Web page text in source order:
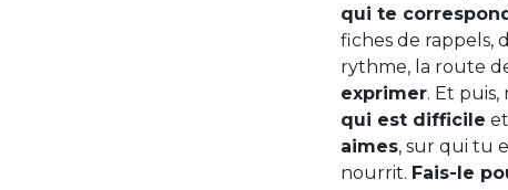
qui te correspond
fiches de rappels,
rythme, la route
exprimer. Et
qui est difficile
aimes, sur qui tu
nourrit. Fais-le